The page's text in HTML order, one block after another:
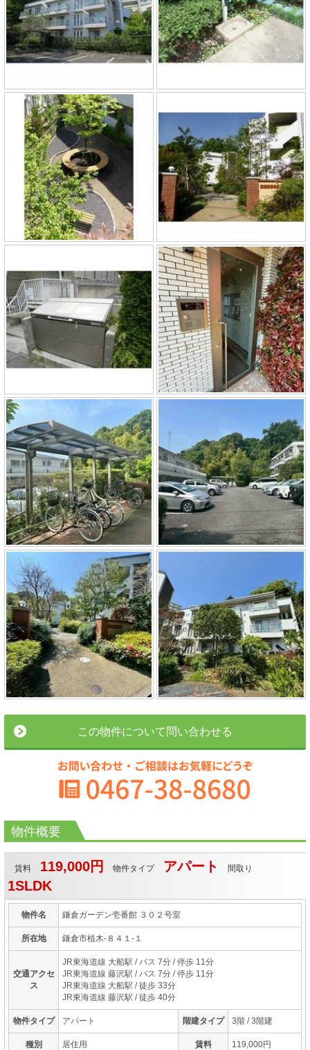
この物件について問い合わせる
物件概要
賃料 119,000円 物件タイプ アパート 間取り
1SLDK
物件名 鎌倉ガーデン壱番館 ３０２号室
所在地 鎌倉市植木-８４１-１
交通アクセ
ス
JR東海道線 大船駅 / バス 7分 / 停歩 11分
JR東海道線 藤沢駅 / バス 7分 / 停歩 11分
JR東海道線 大船駅 / 徒歩 33分
JR東海道線 藤沢駅 / 徒歩 40分
物件タイプ アパート 階建タイプ 3階 / 3階建
種別 居住用 賃料 119,000円